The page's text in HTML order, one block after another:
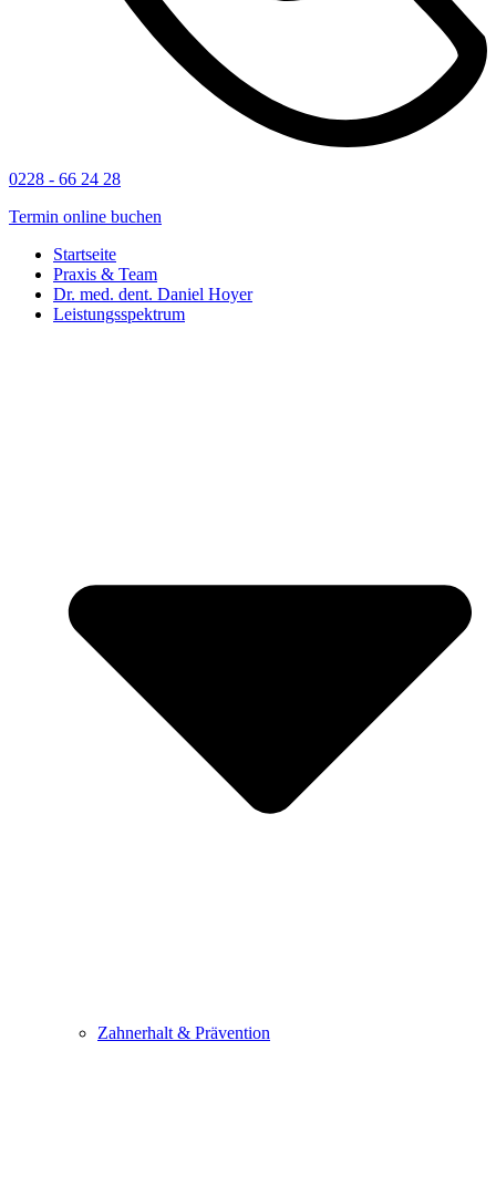
0228 - 66 24 28
Termin online buchen
Startseite
Praxis & Team
Dr. med. dent. Daniel Hoyer
Leistungsspektrum
Zahnerhalt & Prävention